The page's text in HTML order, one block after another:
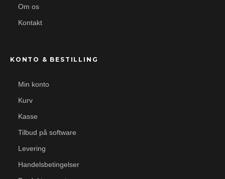
Om os
Kontakt
KONTO & BESTILLING
Min konto
Kurv
Kasse
Tilbud på software
Levering
Handelsbetingelser